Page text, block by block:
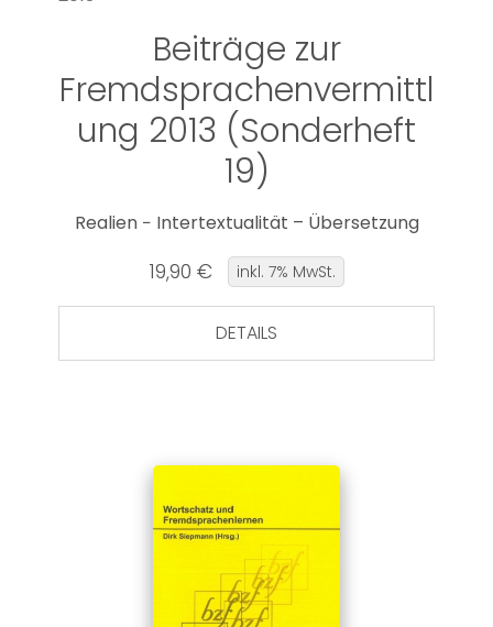
Beiträge zur
Fremdsprachenvermittl
ung 2013 (Sonderheft
19)
Realien − Intertextualität – Übersetzung
19,90 € inkl. 7% MwSt.
DETAILS